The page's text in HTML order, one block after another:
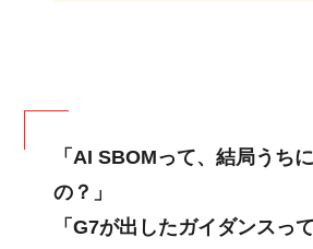
「AI SBOMって、結局うち
の？」
「G7が出したガイダンスっ